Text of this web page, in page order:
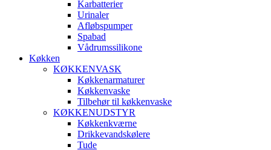
Karbatterier
Urinaler
Afløbspumper
Spabad
Vådrumssilikone
Køkken
KØKKENVASK
Køkkenarmaturer
Køkkenvaske
Tilbehør til køkkenvaske
KØKKENUDSTYR
Køkkenkværne
Drikkevandskølere
Tude